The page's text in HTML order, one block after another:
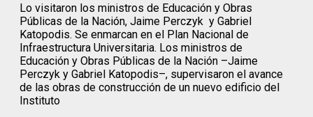
Lo visitaron los ministros de Educación y Obras
Públicas de la Nación, Jaime Perczyk y Gabriel
Katopodis. Se enmarcan en el Plan Nacional de
Infraestructura Universitaria. Los ministros de
Educación y Obras Públicas de la Nación –Jaime
Perczyk y Gabriel Katopodis–, supervisaron el avance
de las obras de construcción de un nuevo edificio del
Instituto